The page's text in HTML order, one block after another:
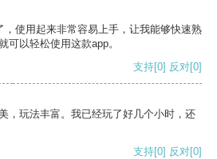
，使用起来非常容易上手，让我能够快速熟
可以轻松使用这款app。
支持[0] 反对[0]
，玩法丰富。我已经玩了好几个小时，还
支持[0] 反对[0]